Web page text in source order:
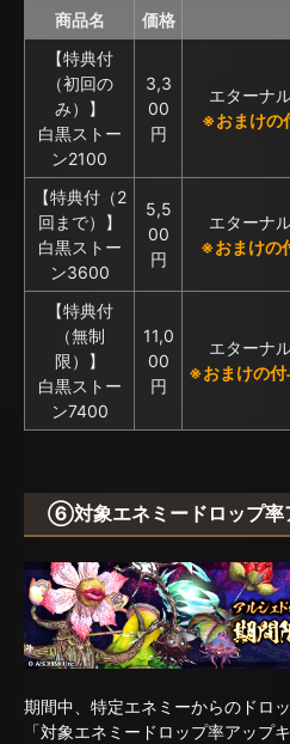
商品名
価格
【特典付
（初回の
み）】
白黒ストー
ン2100
3,3
00
円
エターナ
※おまけの
【特典付（2
回まで）】
白黒ストー
ン3600
5,5
00
円
エターナ
※おまけの
【特典付
（無制
限）】
白黒ストー
ン7400
11,0
00
円
エターナ
※おまけの付
⑥対象エネミードロップ率
期間中、特定エネミーからのドロ
「対象エネミードロップ率アップ